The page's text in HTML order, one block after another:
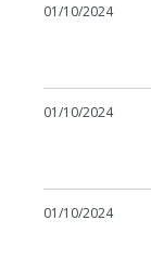
01/10/2024
01/10/2024
01/10/2024